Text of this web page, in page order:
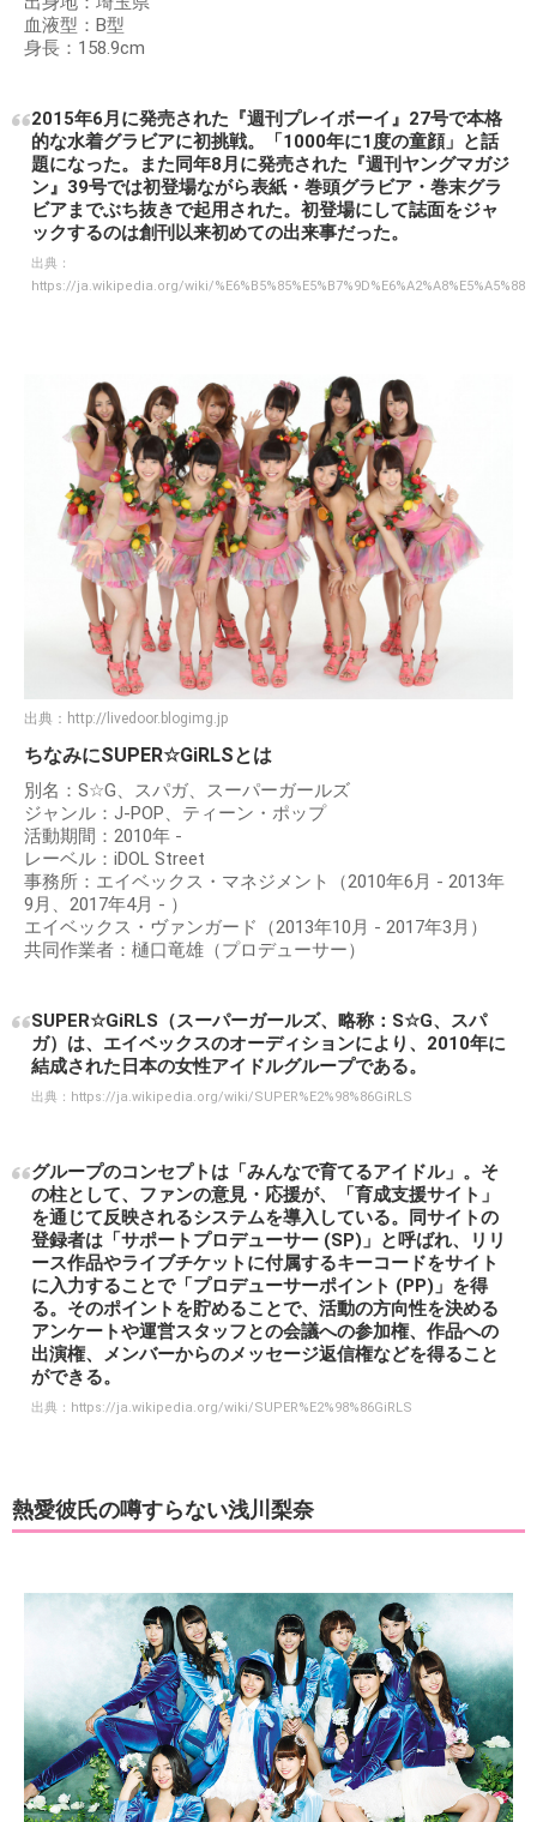
血液型：B型
身長：158.9cm
2015年6月に発売された『週刊プレイボーイ』27号で本格
的な水着グラビアに初挑戦。「1000年に1度の童顔」と話
題になった。また同年8月に発売された『週刊ヤングマガジ
ン』39号では初登場ながら表紙・巻頭グラビア・巻末グラ
ビアまでぶち抜きで起用された。初登場にして誌面をジャ
ックするのは創刊以来初めての出来事だった。
出典：
https://ja.wikipedia.org/wiki/%E6%B5%85%E5%B7%9D%E6%A2%A8%E5%A5%88
出典： http://livedoor.blogimg.jp
ちなみにSUPER☆GiRLSとは
別名：S☆G、スパガ、スーパーガールズ
ジャンル：J-POP、ティーン・ポップ
活動期間：2010年 -
レーベル：iDOL Street
事務所：エイベックス・マネジメント（2010年6月 - 2013年
9月、2017年4月 - ）
エイベックス・ヴァンガード（2013年10月 - 2017年3月）
共同作業者：樋口竜雄（プロデューサー）
SUPER☆GiRLS（スーパーガールズ、略称：S☆G、スパ
ガ）は、エイベックスのオーディションにより、2010年に
結成された日本の女性アイドルグループである。
出典： https://ja.wikipedia.org/wiki/SUPER%E2%98%86GiRLS
グループのコンセプトは「みんなで育てるアイドル」。そ
の柱として、ファンの意見・応援が、「育成支援サイト」
を通じて反映されるシステムを導入している。同サイトの
登録者は「サポートプロデューサー (SP)」と呼ばれ、リリ
ース作品やライブチケットに付属するキーコードをサイト
に入力することで「プロデューサーポイント (PP)」を得
る。そのポイントを貯めることで、活動の方向性を決める
アンケートや運営スタッフとの会議への参加権、作品への
出演権、メンバーからのメッセージ返信権などを得ること
ができる。
出典： https://ja.wikipedia.org/wiki/SUPER%E2%98%86GiRLS
熱愛彼氏の噂すらない浅川梨奈